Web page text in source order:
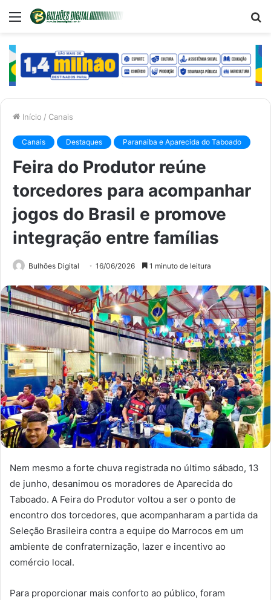
Menu
Início / Canais
Canais Destaques Paranaiba e Aparecida do Taboado
Feira do Produtor reúne
torcedores para acompanhar
jogos do Brasil e promove
integração entre famílias
Bulhões Digital 16/06/2026 1 minuto de leitura
Nem mesmo a forte chuva registrada no último sábado, 13
de junho, desanimou os moradores de Aparecida do
Taboado. A Feira do Produtor voltou a ser o ponto de
encontro dos torcedores, que acompanharam a partida da
Seleção Brasileira contra a equipe do Marrocos em um
ambiente de confraternização, lazer e incentivo ao
comércio local.
Para proporcionar mais conforto ao público, foram